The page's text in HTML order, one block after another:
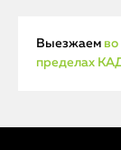
Выезжаем во
пределах